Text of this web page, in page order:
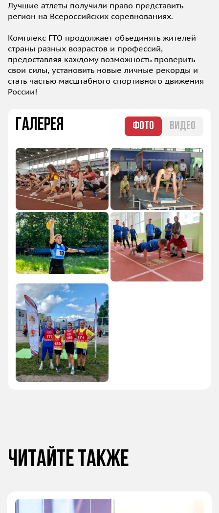
Лучшие атлеты получили право представить
регион на Всероссийских соревнованиях.
Комплекс ГТО продолжает объединять жителей
страны разных возрастов и профессий,
предоставляя каждому возможность проверить
свои силы, установить новые личные рекорды и
стать частью масштабного спортивного движения
России!
Галерея ФОТО ВИДЕО
Читайте также